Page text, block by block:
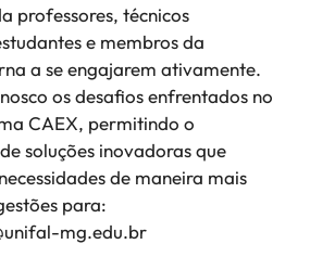
professores, técnicos
e membros da
a se engajarem ativamente.
os desafios enfrentados no
CAEX, permitindo o
soluções inovadoras que
de maneira mais
para:
mg.edu.br